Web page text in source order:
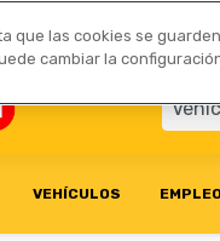
Socios
VEHÍCULOS
que las cookies se
cambiar la